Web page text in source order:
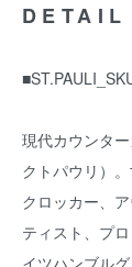
DETAIL
現代カウンタ
クトパウリ）
クロッカー、
ティスト、プ
イツハンブル